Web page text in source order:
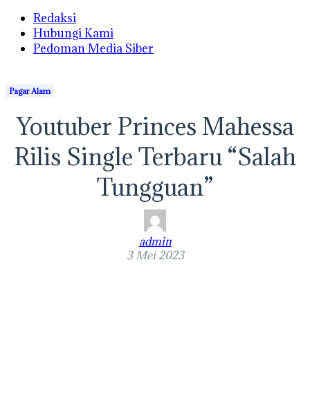
Redaksi
Hubungi Kami
Pedoman Media Siber
Pagar Alam
Youtuber Princes Mahessa
Rilis Single Terbaru “Salah
Tungguan”
admin
3 Mei 2023